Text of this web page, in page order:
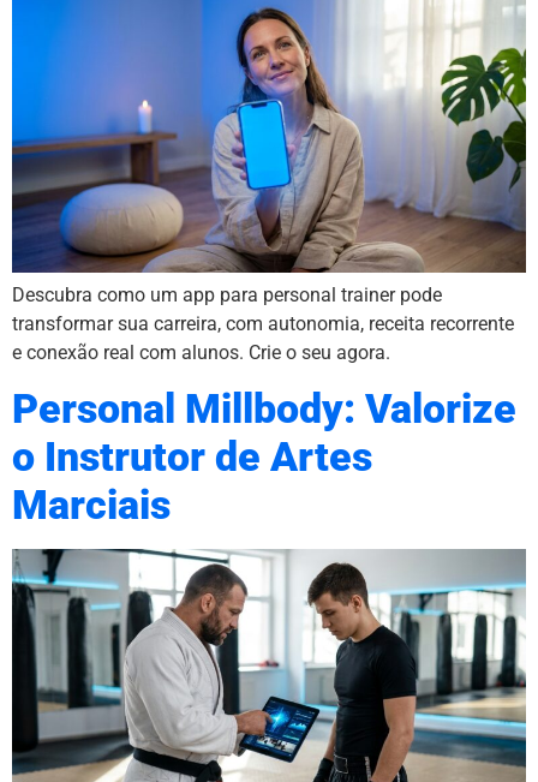
Descubra como um app para personal trainer pode
transformar sua carreira, com autonomia, receita recorrente
e conexão real com alunos. Crie o seu agora.
Personal Millbody: Valorize
o Instrutor de Artes
Marciais